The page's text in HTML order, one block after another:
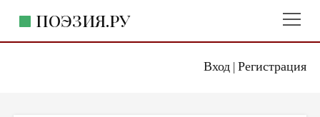
Вход| Регистрация
ПОЭЗИЯ.РУ